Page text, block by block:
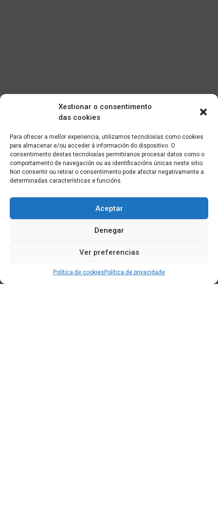
Xestionar o consentimento
das cookies
Para ofrecer a mellor experiencia, utilizamos tecnoloxías como cookies
para almacenar e/ou acceder á información do dispositivo. O
consentimento destas tecnoloxías permitiranos procesar datos como o
comportamento de navegación ou as identificacións únicas neste sitio.
Non consentir ou retirar o consentimento pode afectar negativamente a
determinadas características e funcións.
Aceptar
Denegar
Ver preferencias
Política de cookies Política de privacidade